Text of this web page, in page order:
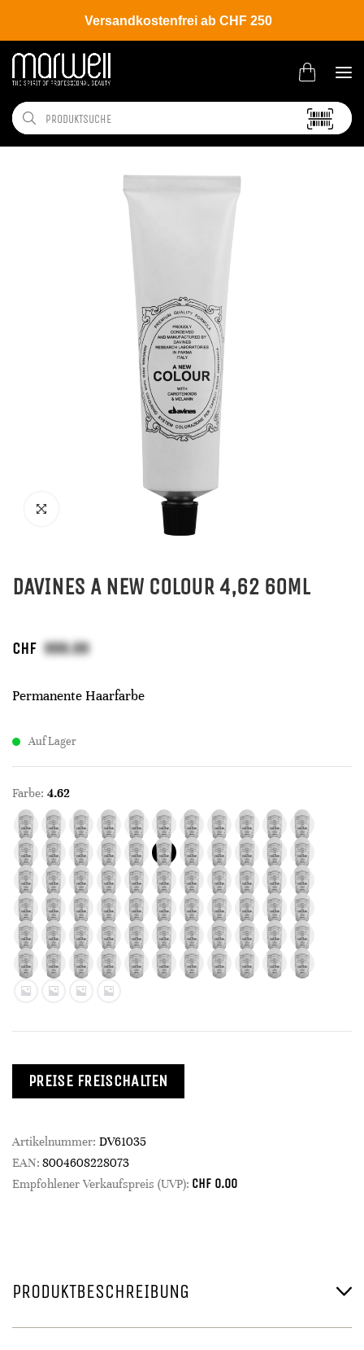
Versandkostenfrei ab CHF 250
Shop Brands Davines Colour
DAVINES A NEW COLOUR 4,62 60ML
CHF
Permanente Haarfarbe
Auf Lager
Farbe: 4.62
PREISE FREISCHALTEN
Artikelnummer: DV61035
EAN: 8004608228073
Empfohlener Verkaufspreis (UVP): CHF 0.00
PRODUKTBESCHREIBUNG